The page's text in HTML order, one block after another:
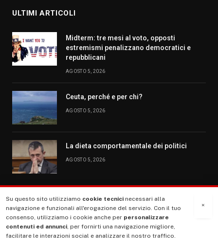
ULTIMI ARTICOLI
Midterm: tre mesi al voto, opposti
estremismi penalizzano democratici e
repubblicani
AGOSTO 5, 2026
Ceuta, perché e per chi?
AGOSTO 5, 2026
La dieta comportamentale dei politici
AGOSTO 5, 2026
MENU
La Nostra Storia
×
Su questo sito utilizziamo cookie tecnici necessari alla
navigazione e funzionali all'erogazione del servizio. Con il tuo
consenso, utilizziamo i cookie anche per personalizzare
contenuti ed annunci, per fornirti una navigazione migliore,
facilitare le interazioni social e analizzare il nostro traffico.